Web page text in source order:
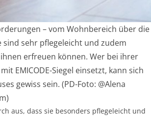
– vom Wohnbereich über die
sind sehr pflegeleicht und zudem
erfreuen können. Wer bei ihrer
EMICODE-Siegel einsetzt, kann sich
gewiss sein. (PD-Foto: @Alena
aus, dass sie besonders pflegeleicht und